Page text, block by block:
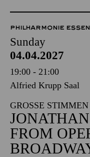
PHILHARMONIE ESSEN
Sunday
04.04.2027
19:00 - 21:00
Alfried Krupp Saal
GROSSE STIMMEN
FROM